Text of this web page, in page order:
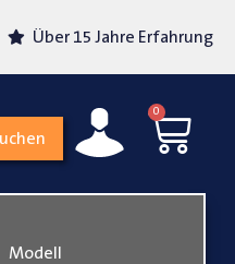
Über 15 Jahre Erfahrung
0
Modell